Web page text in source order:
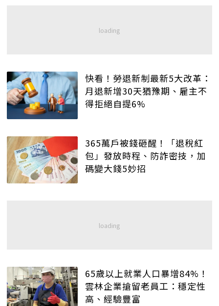
快看！勞退新制最新5大改革：
月退新增30天猶豫期、雇主不
得拒絕自提6%
365萬戶被錢砸醒！「退稅紅
包」發放時程、防詐密技，加
碼變大錢5妙招
65歲以上就業人口暴增84%！
雲林企業搶留老員工：穩定性
高、經驗豐富